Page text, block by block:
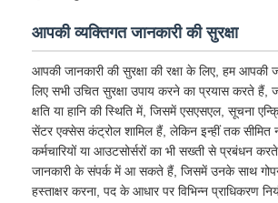
आपकी व्यक्तिगत जानकारी की सुरक्षा
आपकी जानकारी की सुरक्षा की रक्षा के लिए, हम आपकी
लिए सभी उचित सुरक्षा उपाय करने का प्रयास करते हैं,
क्षति या हानि की स्थिति में, जिसमें एसएसएल, सूचना
सेंटर एक्सेस कंट्रोल शामिल हैं, लेकिन इन्हीं तक सीमित
कर्मचारियों या आउटसोर्सरों का भी सख्ती से प्रबंधन
जानकारी के संपर्क में आ सकते हैं, जिसमें उनके साथ
हस्ताक्षर करना, पद के आधार पर विभिन्न प्राधिकरण